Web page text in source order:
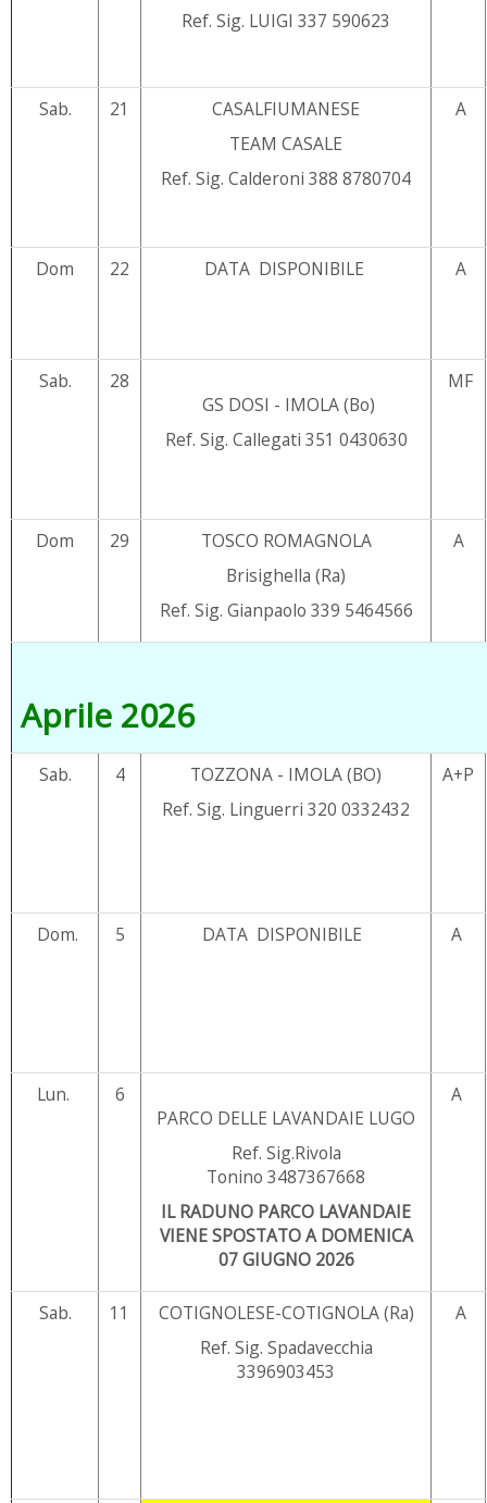
Ref. Sig. LUIGI 337 590623
Sab. 21
CASALFIUMANESE
TEAM CASALE
Ref. Sig. Calderoni 388 8780704
A
Dom 22 DATA DISPONIBILE A
Sab.
28
GS DOSI - IMOLA (Bo)
Ref. Sig. Callegati 351 0430630
MF
Dom 29
TOSCO ROMAGNOLA
Brisighella (Ra)
Ref. Sig. Gianpaolo 339 5464566
A
Aprile 2026
Sab. 4
TOZZONA - IMOLA (BO)
Ref. Sig. Linguerri 320 0332432
A+P
Dom. 5 DATA DISPONIBILE A
Lun.
6
PARCO DELLE LAVANDAIE LUGO
Ref. Sig.Rivola
Tonino 3487367668
IL RADUNO PARCO LAVANDAIE
VIENE SPOSTATO A DOMENICA
07 GIUGNO 2026
A
Sab. 11
COTIGNOLESE-COTIGNOLA (Ra)
Ref. Sig. Spadavecchia
3396903453
A